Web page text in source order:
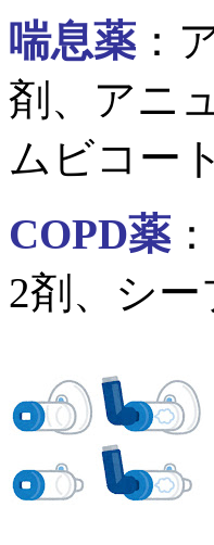
喘息薬 ：
剤、アニ
ムビコー
COPD薬
2剤、シ